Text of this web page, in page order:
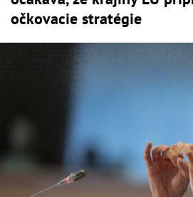
očkovacie stratégie